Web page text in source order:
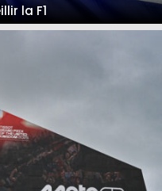
la F1